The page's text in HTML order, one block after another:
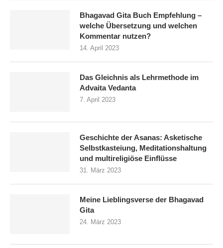
Bhagavad Gita Buch Empfehlung –
welche Übersetzung und welchen
Kommentar nutzen?
14. April 2023
Das Gleichnis als Lehrmethode im
Advaita Vedanta
7. April 2023
Geschichte der Asanas: Asketische
Selbstkasteiung, Meditationshaltung
und multireligiöse Einflüsse
31. März 2023
Meine Lieblingsverse der Bhagavad
Gita
24. März 2023